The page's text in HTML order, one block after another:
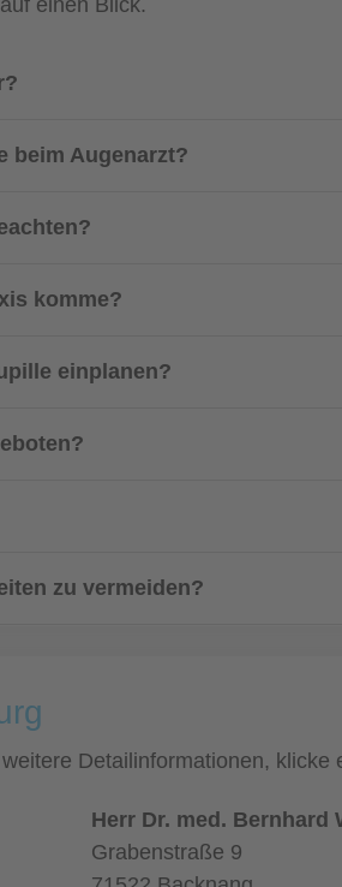
einen Blick.
beim Augenarzt?
komme?
einplanen?
zu vermeiden?
Detailinformationen,
Herr Dr. med. Bernhard
Grabenstraße 9